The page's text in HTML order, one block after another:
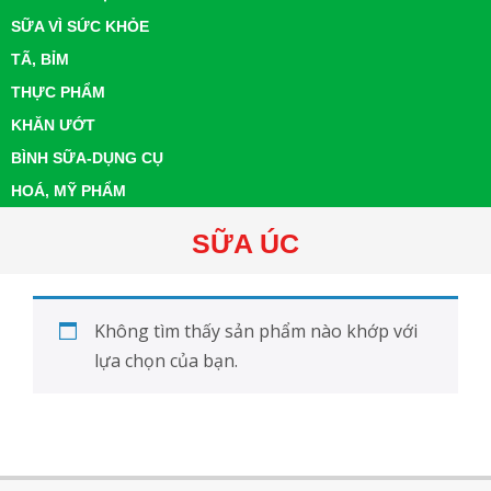
SỮA VÌ SỨC KHỎE
TÃ, BỈM
THỰC PHẨM
KHĂN ƯỚT
BÌNH SỮA-DỤNG CỤ
HOÁ, MỸ PHẨM
SỮA ÚC
Không tìm thấy sản phẩm nào khớp với
lựa chọn của bạn.